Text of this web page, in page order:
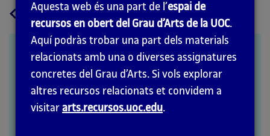
Tornara
la
pàgina
principal
Mira Schendel
Aquesta web és una part de l’espai de
recursos en obert del Grau d’Arts de la UOC.
Aquí podràs trobar una part dels materials
relacionats amb una o diverses assignatures
concretes del Grau d’Arts. Si vols explorar
altres recursos relacionats et convidem a
visitar arts.recursos.uoc.edu.